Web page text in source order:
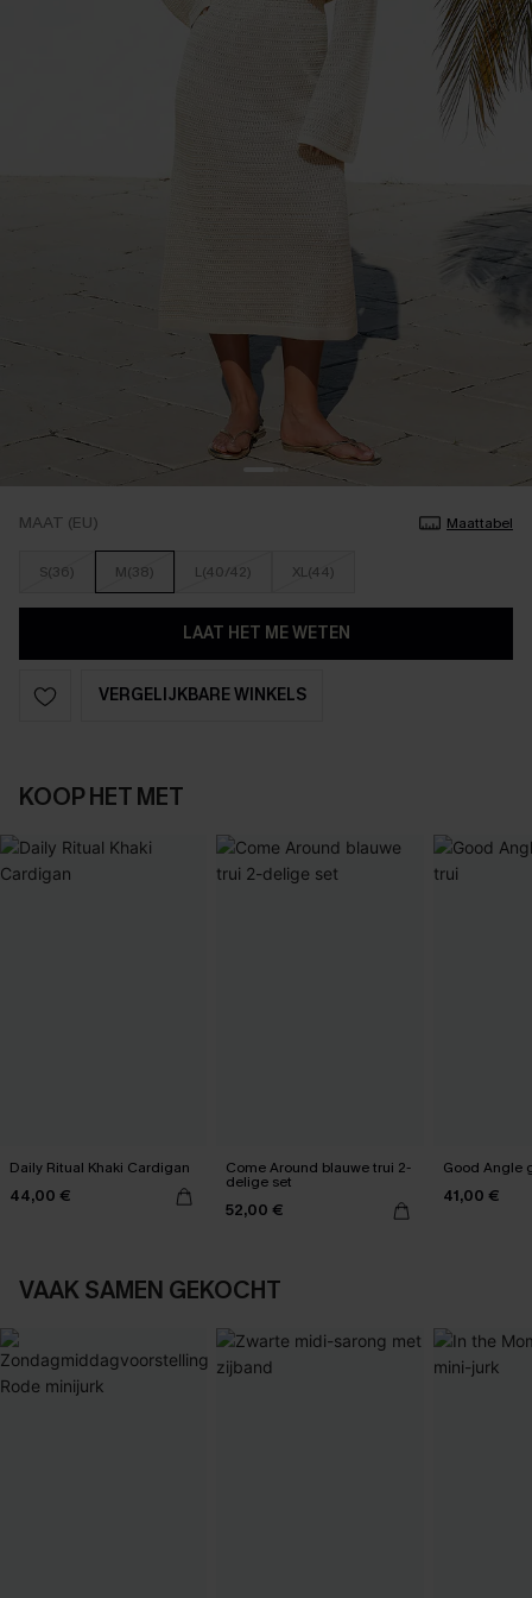
MAAT (EU) Maattabel
S(36) M(38) L(40/42) XL(44)
LAAT HET ME WETEN
VERGELIJKBARE WINKELS
KOOP HET MET
Daily Ritual Khaki Cardigan
44,00 €
Come Around blauwe trui 2-
delige set
52,00 €
Good Angle
41,00 €
VAAK SAMEN GEKOCHT